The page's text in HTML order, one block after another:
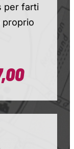
per farti
proprio